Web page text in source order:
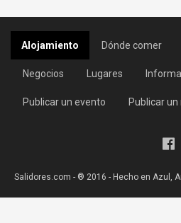
Alojamiento Dónde comer
Negocios Lugares
Publicar un evento Publicar un
Salidores.com - ® 2016 - Hecho en Azul,